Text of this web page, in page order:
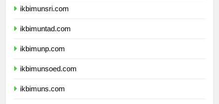
ikbimunsri.com
ikbimuntad.com
ikbimunp.com
ikbimunsoed.com
ikbimuns.com